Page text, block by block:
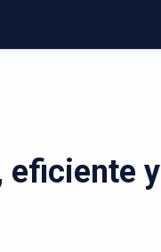
eficiente y